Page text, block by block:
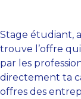
Stage étudiant,
trouve l’offre
par les
directement ta
offres des